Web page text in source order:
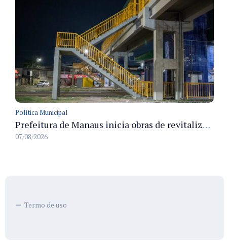
Política Municipal
Prefeitura de Manaus inicia obras de revitalização na passarela Max Teixeira para ampliar segurança e mobilidade urbana
07/08/2026
Termo de uso